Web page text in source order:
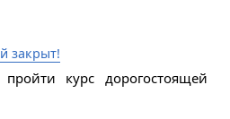
закрыт!
курс дорогостоящей